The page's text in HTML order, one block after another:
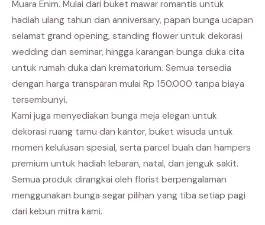
Muara Enim. Mulai dari buket mawar romantis untuk
hadiah ulang tahun dan anniversary, papan bunga ucapan
selamat grand opening, standing flower untuk dekorasi
wedding dan seminar, hingga karangan bunga duka cita
untuk rumah duka dan krematorium. Semua tersedia
dengan harga transparan mulai Rp 150.000 tanpa biaya
tersembunyi.
Kami juga menyediakan bunga meja elegan untuk
dekorasi ruang tamu dan kantor, buket wisuda untuk
momen kelulusan spesial, serta parcel buah dan hampers
premium untuk hadiah lebaran, natal, dan jenguk sakit.
Semua produk dirangkai oleh florist berpengalaman
menggunakan bunga segar pilihan yang tiba setiap pagi
dari kebun mitra kami.